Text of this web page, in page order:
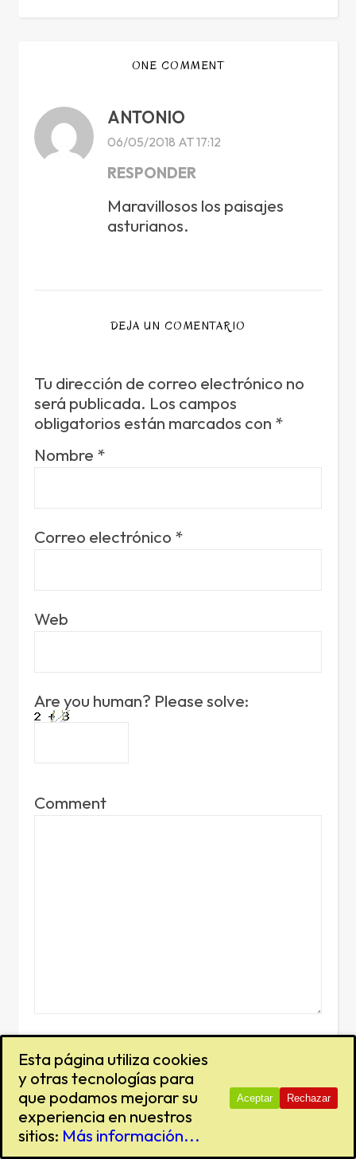
ONE COMMENT
ANTONIO
06/05/2018 AT 17:12
RESPONDER
Maravillosos los paisajes
asturianos.
DEJA UN COMENTARIO
Tu dirección de correo electrónico no
será publicada. Los campos
obligatorios están marcados con *
Nombre *
Correo electrónico *
Web
Are you human? Please solve:
Comment
Esta página utiliza cookies
y otras tecnologías para
que podamos mejorar su
experiencia en nuestros
sitios: Más información...
Aceptar Rechazar